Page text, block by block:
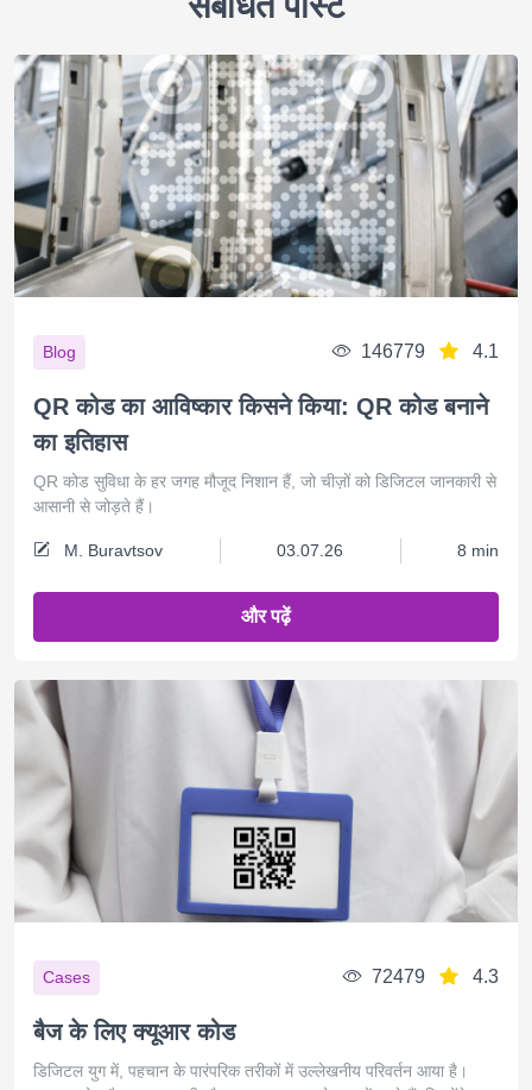
Blog 146779 4.1
QR कोड का आविष्कार किसने किया: QR कोड बनाने
का इतिहास
QR कोड सुविधा के हर जगह मौजूद निशान हैं, जो चीज़ों को डिजिटल जानकारी से
आसानी से जोड़ते हैं।
M. Buravtsov 03.07.26 8 min
और पढ़ें
Cases 72479 4.3
बैज के लिए क्यूआर कोड
डिजिटल युग में, पहचान के पारंपरिक तरीकों में उल्लेखनीय परिवर्तन आया है।